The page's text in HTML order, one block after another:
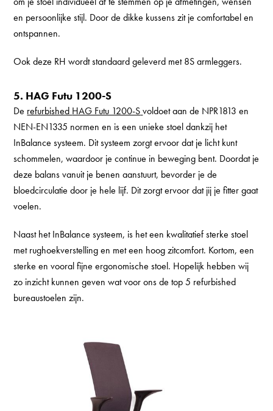
en persoonlijke stijl. Door de dikke kussens zit je comfortabel en
ontspannen.
Ook deze RH wordt standaard geleverd met 8S armleggers.
5. HAG Futu 1200-S
De refurbished HAG Futu 1200-S voldoet aan de NPR1813 en
NEN-EN1335 normen en is een unieke stoel dankzij het
InBalance systeem. Dit systeem zorgt ervoor dat je licht kunt
schommelen, waardoor je continue in beweging bent. Doordat je
deze balans vanuit je benen aanstuurt, bevorder je de
bloedcirculatie door je hele lijf. Dit zorgt ervoor dat jij je fitter gaat
voelen.
Naast het InBalance systeem, is het een kwalitatief sterke stoel
met rughoekverstelling en met een hoog zitcomfort. Kortom, een
sterke en vooral fijne ergonomische stoel. Hopelijk hebben wij
zo inzicht kunnen geven wat voor ons de top 5 refurbished
bureaustoelen zijn.